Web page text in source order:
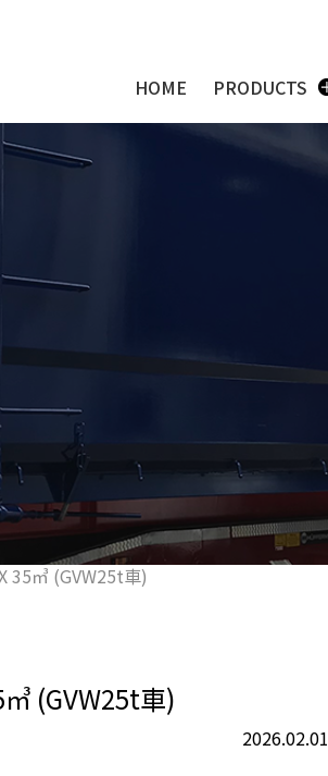
HOME PRODUCTS
35㎥ (GVW25t車)
(GVW25t車)
2026.02.01